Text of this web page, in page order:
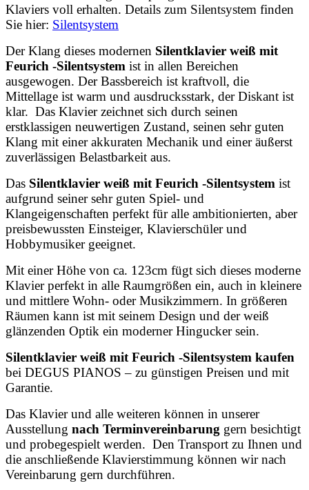
Klaviers voll erhalten. Details zum Silentsystem finden
Sie hier: Silentsystem
Der Klang dieses modernen Silentklavier weiß mit
Feurich -Silentsystem ist in allen Bereichen
ausgewogen. Der Bassbereich ist kraftvoll, die
Mittellage ist warm und ausdrucksstark, der Diskant ist
klar. Das Klavier zeichnet sich durch seinen
erstklassigen neuwertigen Zustand, seinen sehr guten
Klang mit einer akkuraten Mechanik und einer äußerst
zuverlässigen Belastbarkeit aus.
Das Silentklavier weiß mit Feurich -Silentsystem ist
aufgrund seiner sehr guten Spiel- und
Klangeigenschaften perfekt für alle ambitionierten, aber
preisbewussten Einsteiger, Klavierschüler und
Hobbymusiker geeignet.
Mit einer Höhe von ca. 123cm fügt sich dieses moderne
Klavier perfekt in alle Raumgrößen ein, auch in kleinere
und mittlere Wohn- oder Musikzimmern. In größeren
Räumen kann ist mit seinem Design und der weiß
glänzenden Optik ein moderner Hingucker sein.
Silentklavier weiß mit Feurich -Silentsystem kaufen
bei DEGUS PIANOS – zu günstigen Preisen und mit
Garantie.
Das Klavier und alle weiteren können in unserer
Ausstellung nach Terminvereinbarung gern besichtigt
und probegespielt werden. Den Transport zu Ihnen und
die anschließende Klavierstimmung können wir nach
Vereinbarung gern durchführen.